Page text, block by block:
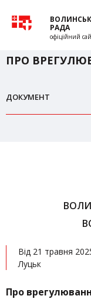
РАДА
офіційний
ПРО
ДОКУМЕНТ
Від 21 травня
Луцьк
Про